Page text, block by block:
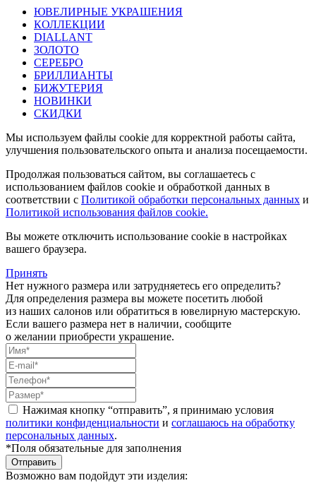
ЮВЕЛИРНЫЕ УКРАШЕНИЯ
КОЛЛЕКЦИИ
DIALLANT
ЗОЛОТО
СЕРЕБРО
БРИЛЛИАНТЫ
БИЖУТЕРИЯ
НОВИНКИ
СКИДКИ
Мы используем файлы cookie для корректной работы сайта,
улучшения пользовательского опыта и анализа посещаемости.
Продолжая пользоваться сайтом, вы соглашаетесь с
использованием файлов cookie и обработкой данных в
соответствии с Политикой обработки персональных данных и
Политикой использования файлов cookie.
Вы можете отключить использование cookie в настройках
вашего браузера.
Принять
Нет нужного размера или затрудняетесь его определить?
Для определения размера вы можете посетить любой
из наших салонов или обратиться в ювелирную мастерскую.
Если вашего размера нет в наличии, сообщите
о желании приобрести украшение.
Нажимая кнопку “отправить”, я принимаю условия
политики конфиденциальности и соглашаюсь на обработку
персональных данных.
*Поля обязательные для заполнения
Отправить
Возможно вам подойдут эти изделия: